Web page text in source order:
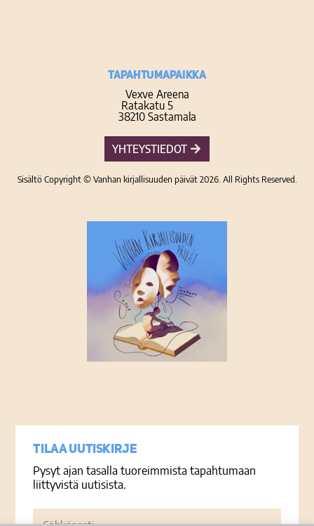
TAPAHTUMAPAIKKA
Vexve Areena
Ratakatu 5
38210 Sastamala
YHTEYSTIEDOT
Sisältö Copyright © Vanhan kirjallisuuden päivät 2026. All Rights Reserved.
Tilaa uutiskirje
Pysyt ajan tasalla tuoreimmista tapahtumaan
liittyvistä uutisista.